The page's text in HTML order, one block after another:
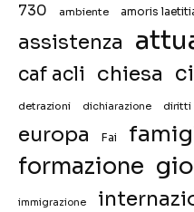
730 ambiente amoris
assistenza
caf acli chiesa
detrazioni dichiarazione diritti
europa Fai
formazione
immigrazione